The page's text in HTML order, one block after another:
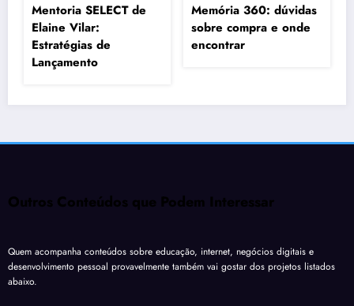
Mentoria SELECT de
Elaine Vilar:
Estratégias de
Lançamento
Memória 360: dúvidas
sobre compra e onde
encontrar
Outros Conteúdos que Podem Interessar
Quem acompanha conteúdos sobre educação, internet, negócios digitais e
desenvolvimento pessoal provavelmente também vai gostar dos projetos listados
abaixo.